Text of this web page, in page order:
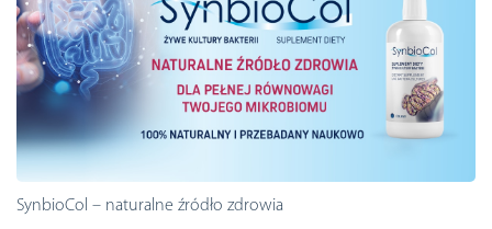
SynbioCol – naturalne źródło zdrowia